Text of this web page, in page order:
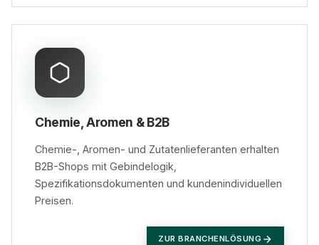
Chemie, Aromen & B2B
Chemie-, Aromen- und Zutatenlieferanten erhalten
B2B-Shops mit Gebindelogik,
Spezifikationsdokumenten und kundenindividuellen
Preisen.
ZUR BRANCHENLÖSUNG